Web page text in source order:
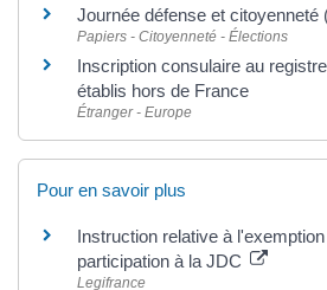
Journée défense et citoyenneté
Papiers - Citoyenneté - Élections
Inscription consulaire au
établis hors de France
Étranger - Europe
Pour en savoir plus
Instruction relative à
participation à la JDC
Legifrance